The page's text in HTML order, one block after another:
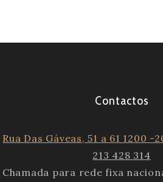
Contactos
Rua Das Gáveas, 51 a 61 1200 -
213 428 314
Chamada para rede fixa